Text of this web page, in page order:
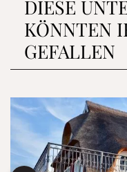
DIESE
KÖNNTEN
GEFALLEN